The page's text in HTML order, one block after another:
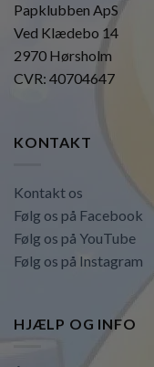
Papklubben ApS
Ved Klædebo 14
2970 Hørsholm
CVR: 40704647
KONTAKT
Kontakt os
Følg os på Facebook
Følg os på YouTube
Følg os på Instagram
HJÆLP OG INFO